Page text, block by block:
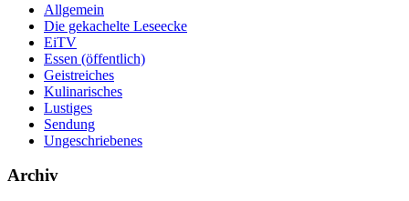
Allgemein
Die gekachelte Leseecke
EiTV
Essen (öffentlich)
Geistreiches
Kulinarisches
Lustiges
Sendung
Ungeschriebenes
Archiv